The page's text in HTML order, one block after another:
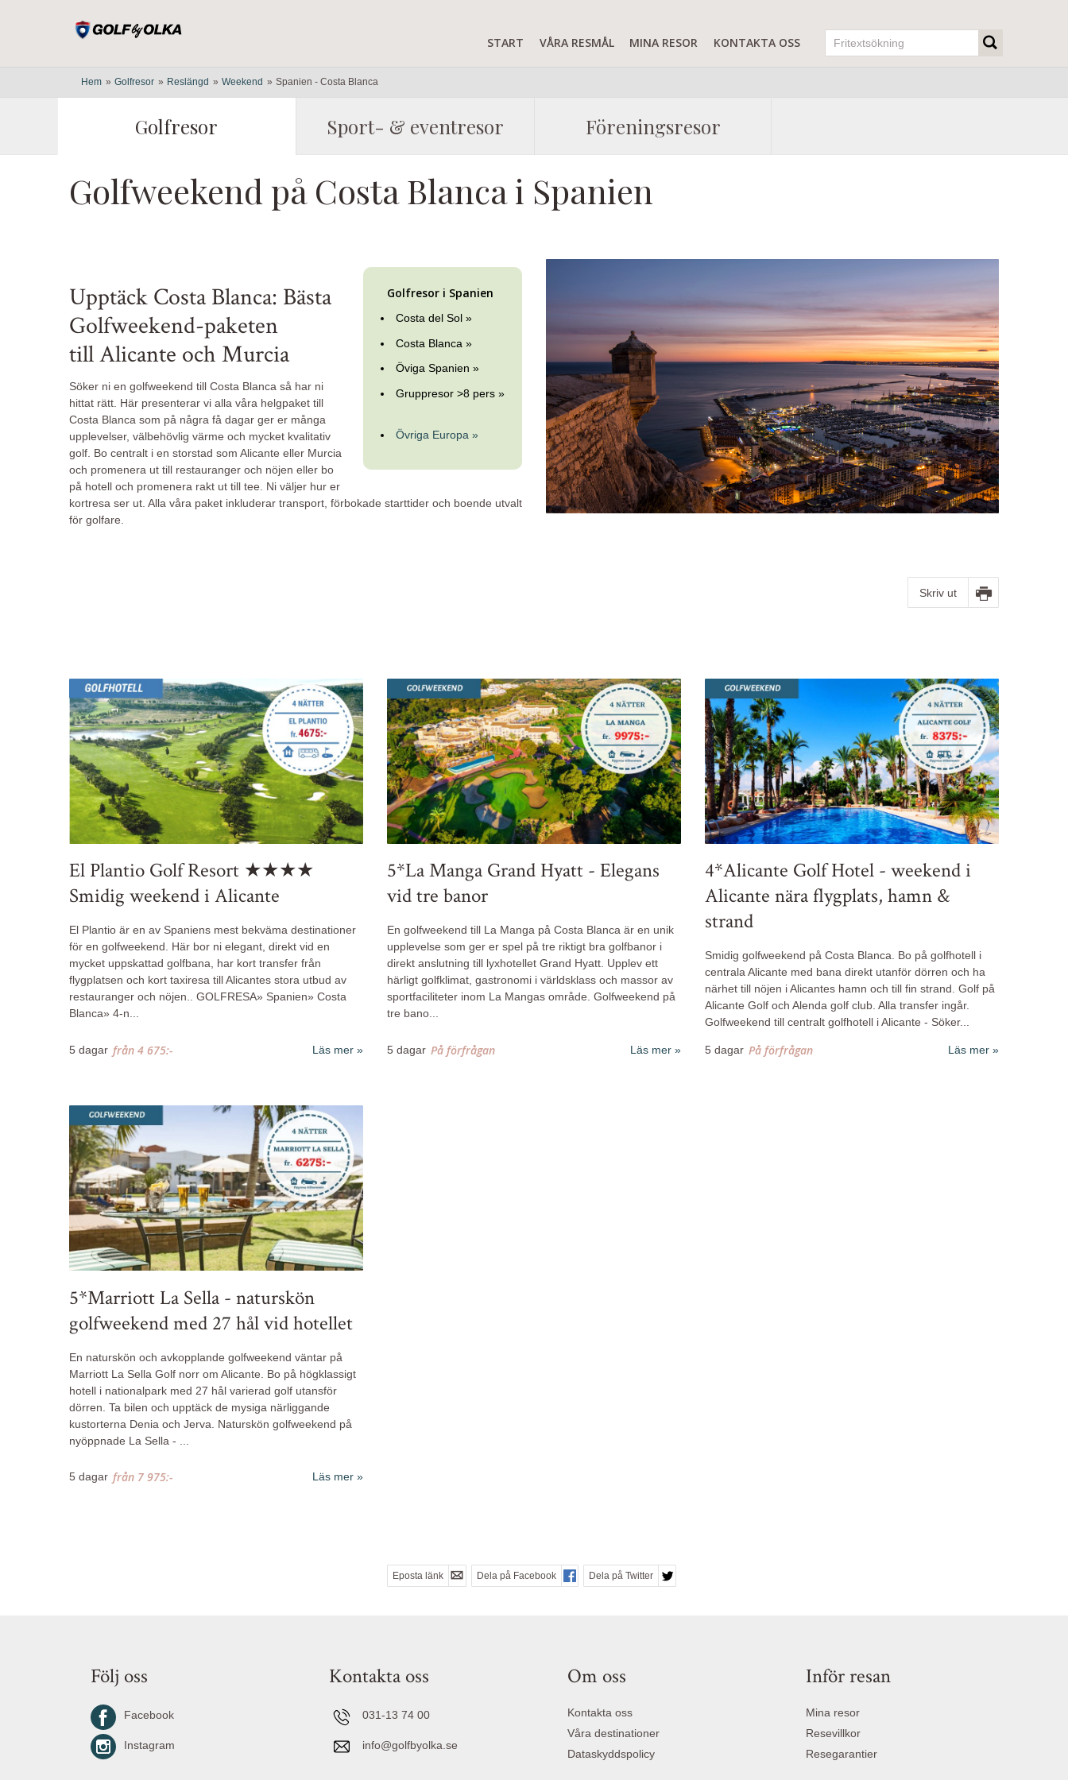
START VÅRA RESMÅL MINA RESOR KONTAKTA OSS
Hem » Golfresor » Reslängd » Weekend » Spanien - Costa Blanca
Golfresor Sport- & eventresor Föreningsresor
Golfweekend på Costa Blanca i Spanien
Golfresor i Spanien
Costa del Sol »
Costa Blanca »
Öviga Spanien »
Gruppresor >8 pers »
Övriga Europa »
Upptäck Costa Blanca: Bästa
Golfweekend-paketen
till Alicante och Murcia
Söker ni en golfweekend till Costa Blanca så har ni
hittat rätt. Här presenterar vi alla våra helgpaket till
Costa Blanca som på några få dagar ger er många
upplevelser, välbehövlig värme och mycket kvalitativ
golf. Bo centralt i en storstad som Alicante eller Murcia
och promenera ut till restauranger och nöjen eller bo
på hotell och promenera rakt ut till tee. Ni väljer hur er
kortresa ser ut. Alla våra paket inkluderar transport, förbokade starttider och boende utvalt
för golfare.
Skriv ut
El Plantio Golf Resort ★★★★
Smidig weekend i Alicante
El Plantio är en av Spaniens mest bekväma destinationer
för en golfweekend. Här bor ni elegant, direkt vid en
mycket uppskattad golfbana, har kort transfer från
flygplatsen och kort taxiresa till Alicantes stora utbud av
restauranger och nöjen.. GOLFRESA» Spanien» Costa
Blanca» 4-n...
5 dagar från 4 675:- Läs mer
5*La Manga Grand Hyatt - Elegans
vid tre banor
En golfweekend till La Manga på Costa Blanca är en unik
upplevelse som ger er spel på tre riktigt bra golfbanor i
direkt anslutning till lyxhotellet Grand Hyatt. Upplev ett
härligt golfklimat, gastronomi i världsklass och massor av
sportfaciliteter inom La Mangas område. Golfweekend på
tre bano...
5 dagar På förfrågan Läs mer
4*Alicante Golf Hotel - weekend i
Alicante nära flygplats, hamn &
strand
Smidig golfweekend på Costa Blanca. Bo på golfhotell i
centrala Alicante med bana direkt utanför dörren och ha
närhet till nöjen i Alicantes hamn och till fin strand. Golf på
Alicante Golf och Alenda golf club. Alla transfer ingår.
Golfweekend till centralt golfhotell i Alicante - Söker...
5 dagar På förfrågan Läs mer
5*Marriott La Sella - naturskön
golfweekend med 27 hål vid hotellet
En naturskön och avkopplande golfweekend väntar på
Marriott La Sella Golf norr om Alicante. Bo på högklassigt
hotell i nationalpark med 27 hål varierad golf utansför
dörren. Ta bilen och upptäck de mysiga närliggande
kustorterna Denia och Jerva. Naturskön golfweekend på
nyöppnade La Sella -
5 dagar från 7 975:- Läs mer
Eposta länk Dela på Facebook Dela på Twitter
Följ oss
Facebook
Instagram
Kontakta oss
031-13 74 00
info@golfbyolka.se
Om oss
Kontakta oss
Våra destinationer
Dataskyddspolicy
Inför resan
Mina resor
Resevillkor
Resegarantier